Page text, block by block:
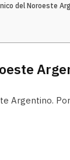
del Noroeste
Argentino.